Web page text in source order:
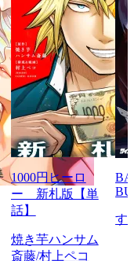
1000円ヒーロ
ー 新札版【単
話】
焼き芋ハンサム
斎藤/村上ペコ
す